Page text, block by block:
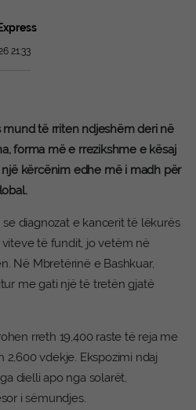
21:33
mund të rriten ndjeshëm deri në
forma më e rrezikshme e kësaj
kërcënim edhe më i madh për
diagnozat e kancerit të lëkurës
të fundit, jo vetëm në
Në Mbretërinë e Bashkuar,
me gati një të tretën gjatë
rreth 19,400 raste të reja me
vdekje. Ekspozimi ndaj
dielli apo nga solarët,
i sëmundjes.